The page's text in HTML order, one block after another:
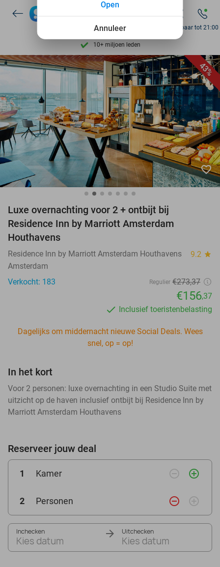
7 dagen per week beschikbaar
10+ miljoen leden
9,4 op basis van
Ontdek 15.000+ deals
7 dagen per week beschikbaar
10+ miljoen leden
Bereikbaar tot 21:00
43%
favorite_border
Luxe overnachting voor 2 + ontbijt bij
Residence Inn by Marriott Amsterdam
Houthavens
Residence Inn by Marriott Amsterdam Houthavens 9.2 star
Amsterdam
Verkocht: 183
Regulier €273,37
€156,37
Inclusief toeristenbelasting
Dagelijks om middernacht nieuwe Social Deals. Wees
snel, op = op!
In het kort
Voor 2 personen: luxe overnachting in een Studio Suite met
uitzicht op de haven inclusief ontbijt bij Residence Inn by
Marriott Amsterdam Houthavens
Reserveer jouw deal
1 Kamer remove_circle_outline add_circle_outline
2 Personen remove_circle_outline add_circle_outline
Inchecken
Kies datum
Uitchecken
Kies datum
Annuleer
Open